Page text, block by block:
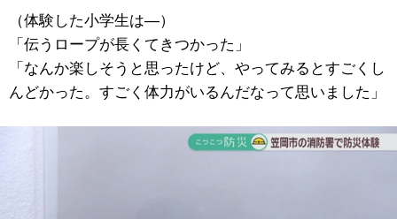
（体験した小学生は―）
「伝うロープが長くてきつかった」
「なんか楽しそうと思ったけど、やってみるとすごくし
んどかった。すごく体力がいるんだなって思いました」